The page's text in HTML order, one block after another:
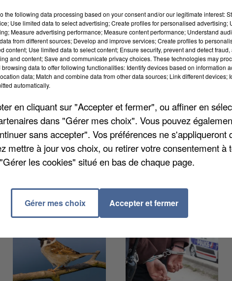
Agé de 46 ans, il a été grièvement blessé après
voiture s'est produite aux abord de Saint-
le centre hospitalier du Kremlin-Bicêtre. Les
sorti indemnes. Il s'agit d'une mère et de ses
the following data processing based on your consent and/or our legitimate interest:
Use limited data to select advertising; Create profiles for personalised advertising;
Measure advertising performance; Measure content performance; Understand
from different sources; Develop and improve services; Create profiles to
content; Use limited data to select content; Ensure security, prevent and detect fraud,
and content; Save and communicate privacy choices. These technologies may
data to offer following functionalities: Identify devices based on information
data; Match and combine data from other data sources; Link different devices;
automatically.
en cliquant sur "Accepter et fermer", ou affiner en
dans "Gérer mes choix". Vous pouvez
sans accepter". Vos préférences ne s'appliqueront
mettre à jour vos choix, ou retirer votre consentement à
les cookies" situé en bas de chaque page.
Gérer mes choix Accepter et fermer